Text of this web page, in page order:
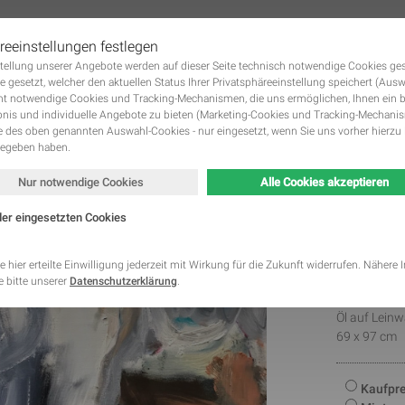
Navigation
überspringen
GALERIE DIE KÜNSTLER KUNST MIETEN UND KUNST
Öl auf
69 x 97 cm
festlegen
unserer Angebote werden auf dieser Seite technisch notwendige Cookies
gesetzt, welcher den aktuellen Status Ihrer Privatsphäreeinstellung speichert
notwendige Cookies und Tracking-Mechanismen, die uns ermöglichen, Ihnen ein
und individuelle Angebote zu bieten (Marketing-Cookies und Tracking-
des oben genannten Auswahl-Cookies - nur eingesetzt, wenn Sie uns vorher hierzu
haben.
Nur notwendige Cookies Alle Cookies akzeptieren
eingesetzten Cookies
Notwendig
This cookie is native to PHP applications. The
store and identify a users' unique session ID for the
managing user session on the website. The cookie
2 Monate
This cookie is used by Google Analytics to
interaction with the website.
Statistik 2 Jahre
This cookie is installed by Google Analytics. The
to calculate visitor, session, campaign data and
site usage for the site's analytics report. The
information anonymously and assign a randomly
hier erteilte Einwilligung jederzeit mit Wirkung für die Zukunft widerrufen. Nähere
bitte unserer Datenschutzerklärung.